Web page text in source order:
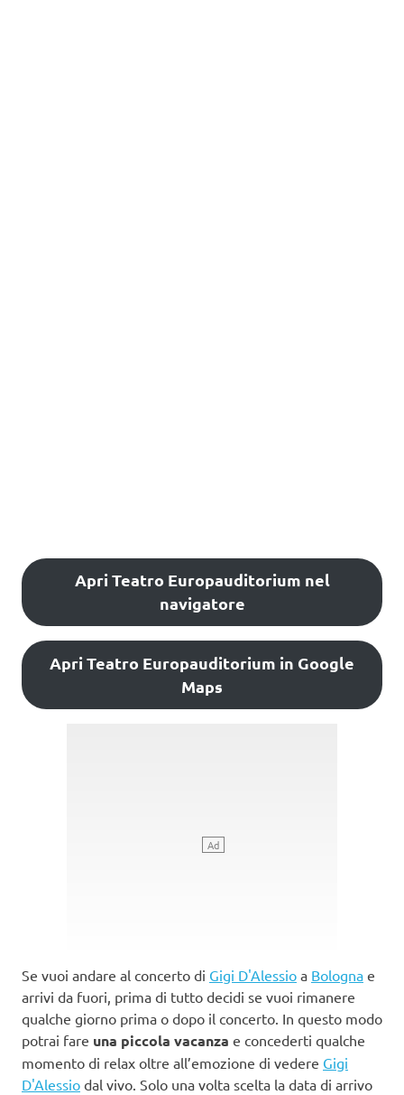
Apri Teatro Europauditorium nel
navigatore
Apri Teatro Europauditorium in Google
Maps
Se vuoi andare al concerto di Gigi D'Alessio a Bologna e
arrivi da fuori, prima di tutto decidi se vuoi rimanere
qualche giorno prima o dopo il concerto. In questo modo
potrai fare una piccola vacanza e concederti qualche
momento di relax oltre all’emozione di vedere Gigi
D'Alessio dal vivo. Solo una volta scelta la data di arrivo